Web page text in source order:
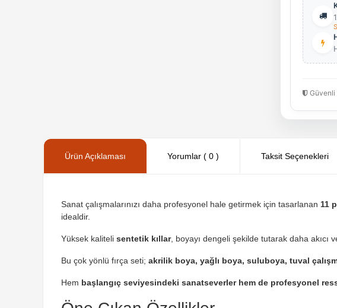
Güvenli
Ürün Açıklaması Yorumlar ( 0 ) Taksit Seçenekleri
Sanat çalışmalarınızı daha profesyonel hale getirmek için tasarlanan 11
idealdir.
Yüksek kaliteli sentetik kıllar, boyayı dengeli şekilde tutarak daha akıcı
Bu çok yönlü fırça seti; akrilik boya, yağlı boya, suluboya, tuval
Hem başlangıç seviyesindeki sanatseverler hem de profesyonel